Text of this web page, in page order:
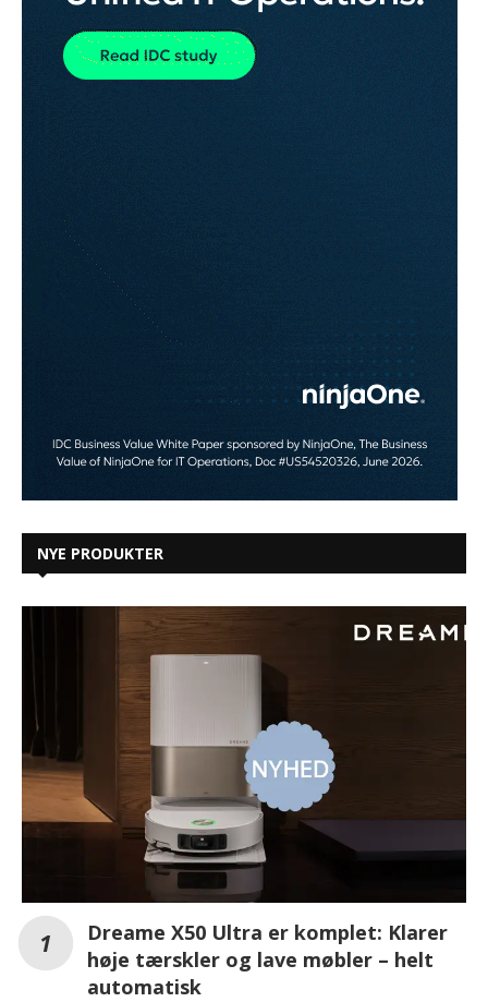
NYE PRODUKTER
Dreame X50 Ultra er komplet: Klarer
høje tærskler og lave møbler – helt
automatisk